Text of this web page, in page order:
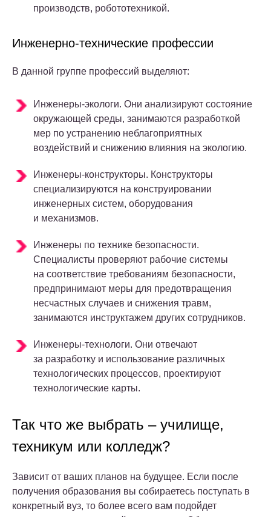
производств, робототехникой.
Инженерно-технические профессии
В данной группе профессий выделяют:
Инженеры-экологи. Они анализируют состояние
окружающей среды, занимаются разработкой
мер по устранению неблагоприятных
воздействий и снижению влияния на экологию.
Инженеры-конструкторы. Конструкторы
специализируются на конструировании
инженерных систем, оборудования
и механизмов.
Инженеры по технике безопасности.
Специалисты проверяют рабочие системы
на соответствие требованиям безопасности,
предпринимают меры для предотвращения
несчастных случаев и снижения травм,
занимаются инструктажем других сотрудников.
Инженеры-технологи. Они отвечают
за разработку и использование различных
технологических процессов, проектируют
технологические карты.
Так что же выбрать – училище,
техникум или колледж?
Зависит от ваших планов на будущее. Если после
получения образования вы собираетесь поступать в
конкретный вуз, то более всего вам подойдет